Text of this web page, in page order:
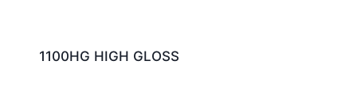
1100HG HIGH GLOSS